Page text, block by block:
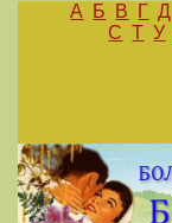
А Б В Г Д
С Т У